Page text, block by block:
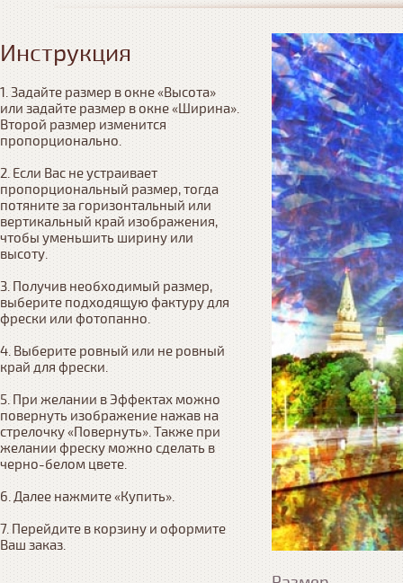
Инструкция
1. Задайте размер в окне «Высота»
или задайте размер в окне «Ширина».
Второй размер изменится
пропорционально.
2. Если Вас не устраивает
пропорциональный размер, тогда
потяните за горизонтальный или
вертикальный край изображения,
чтобы уменьшить ширину или
высоту.
3. Получив необходимый размер,
выберите подходящую фактуру для
фрески или фотопанно.
4. Выберите ровный или не ровный
край для фрески.
5. При желании в Эффектах можно
повернуть изображение нажав на
стрелочку «Повернуть». Также при
желании фреску можно сделать в
черно-белом цвете.
6. Далее нажмите «Купить».
7. Перейдите в корзину и оформите
Ваш заказ.